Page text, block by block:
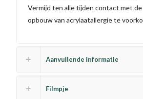
Vermijd ten alle tijden contact met de
opbouw van acrylaatallergie te
Aanvullende informatie
Filmpje